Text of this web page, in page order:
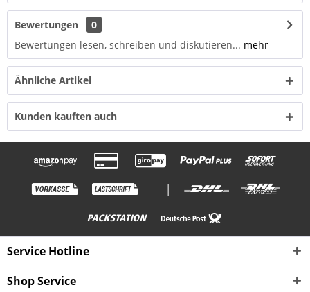
Bewertungen
0
Bewertungen lesen, schreiben und diskutieren... mehr
Ähnliche Artikel
Kunden kauften auch
|
Service Hotline
Shop Service